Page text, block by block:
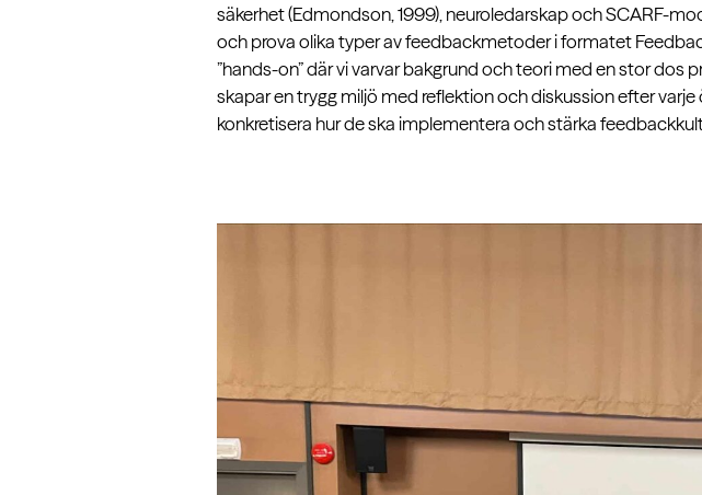
säkerhet (Edmondson, 1999), neuroledarskap och SCARF-
och prova olika typer av feedbackmetoder i formatet
”hands-on” där vi varvar bakgrund och teori med en stor dos
skapar en trygg miljö med reflektion och diskussion efter
konkretisera hur de ska implementera och stärka